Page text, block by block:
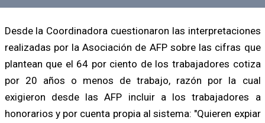
Desde la Coordinadora cuestionaron las interpretaciones
realizadas por la Asociación de AFP sobre las cifras que
plantean que el 64 por ciento de los trabajadores cotiza
por 20 años o menos de trabajo, razón por la cual
exigieron desde las AFP incluir a los trabajadores a
honorarios y por cuenta propia al sistema: "Quieren expiar